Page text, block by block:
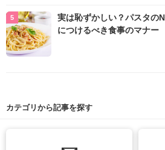
実は恥ずかしい？パスタの
につけるべき食事のマナー
カテゴリから記事を探す